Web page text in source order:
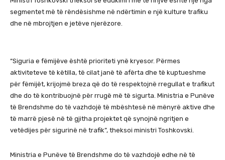
segmentet më të rëndësishme në ndërtimin e një kulture trafiku
dhe në mbrojtjen e jetëve njerëzore.
“Siguria e fëmijëve është prioriteti ynë kryesor. Përmes
aktiviteteve të këtilla, të cilat janë të afërta dhe të kuptueshme
për fëmijët, krijojmë breza që do të respektojnë rregullat e trafikut
dhe do të kontribuojnë për rrugë më të sigurta. Ministria e Punëve
të Brendshme do të vazhdojë të mbështesë në mënyrë aktive dhe
të marrë pjesë në të gjitha projektet që synojnë ngritjen e
vetëdijes për sigurinë në trafik”, theksoi ministri Toshkovski.
Ministria e Punëve të Brendshme do të vazhdojë edhe në të